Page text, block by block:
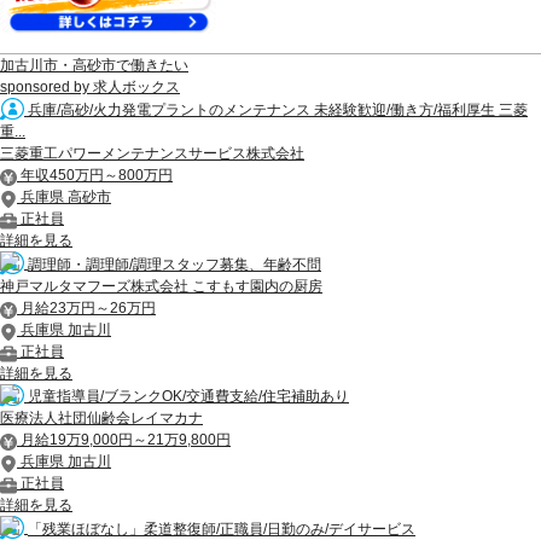
加古川市・高砂市で働きたい
sponsored by 求人ボックス
兵庫/高砂/火力発電プラントのメンテナンス 未経験歓迎/働き方/福利厚生 三菱
重...
三菱重工パワーメンテナンスサービス株式会社
年収450万円～800万円
兵庫県 高砂市
正社員
詳細を見る
調理師・調理師/調理スタッフ募集、年齢不問
神戸マルタマフーズ株式会社 こすもす園内の厨房
月給23万円～26万円
兵庫県 加古川
正社員
詳細を見る
児童指導員/ブランクOK/交通費支給/住宅補助あり
医療法人社団仙齢会レイマカナ
月給19万9,000円～21万9,800円
兵庫県 加古川
正社員
詳細を見る
「残業ほぼなし」柔道整復師/正職員/日勤のみ/デイサービス